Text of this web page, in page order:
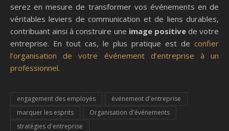
serez en mesure de transformer vos événements en de
véritables leviers de communication et de liens durables,
contribuant ainsi à construire une image positivede votre
entreprise. En tout cas, le plus pratique est de confier
l’organisation de votre événement d’entreprise à un
professionnel.
engagement des employés
événement d'entreprise
marquer les esprits
Organisation d'événements
stratégies d'entreprise